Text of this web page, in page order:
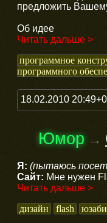
предложить
Об идее
Читать дальше >
программное
программного
18.02.2010
Юмор →
Я: (пытаюсь
Сайт: Мне нужен
Читать дальше >
дизайн
flash